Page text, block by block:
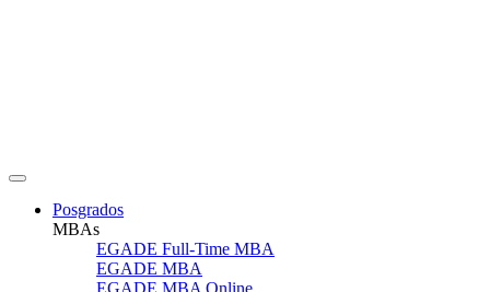
Posgrados
MBAs
EGADE Full-Time MBA
EGADE MBA
EGADE MBA Online